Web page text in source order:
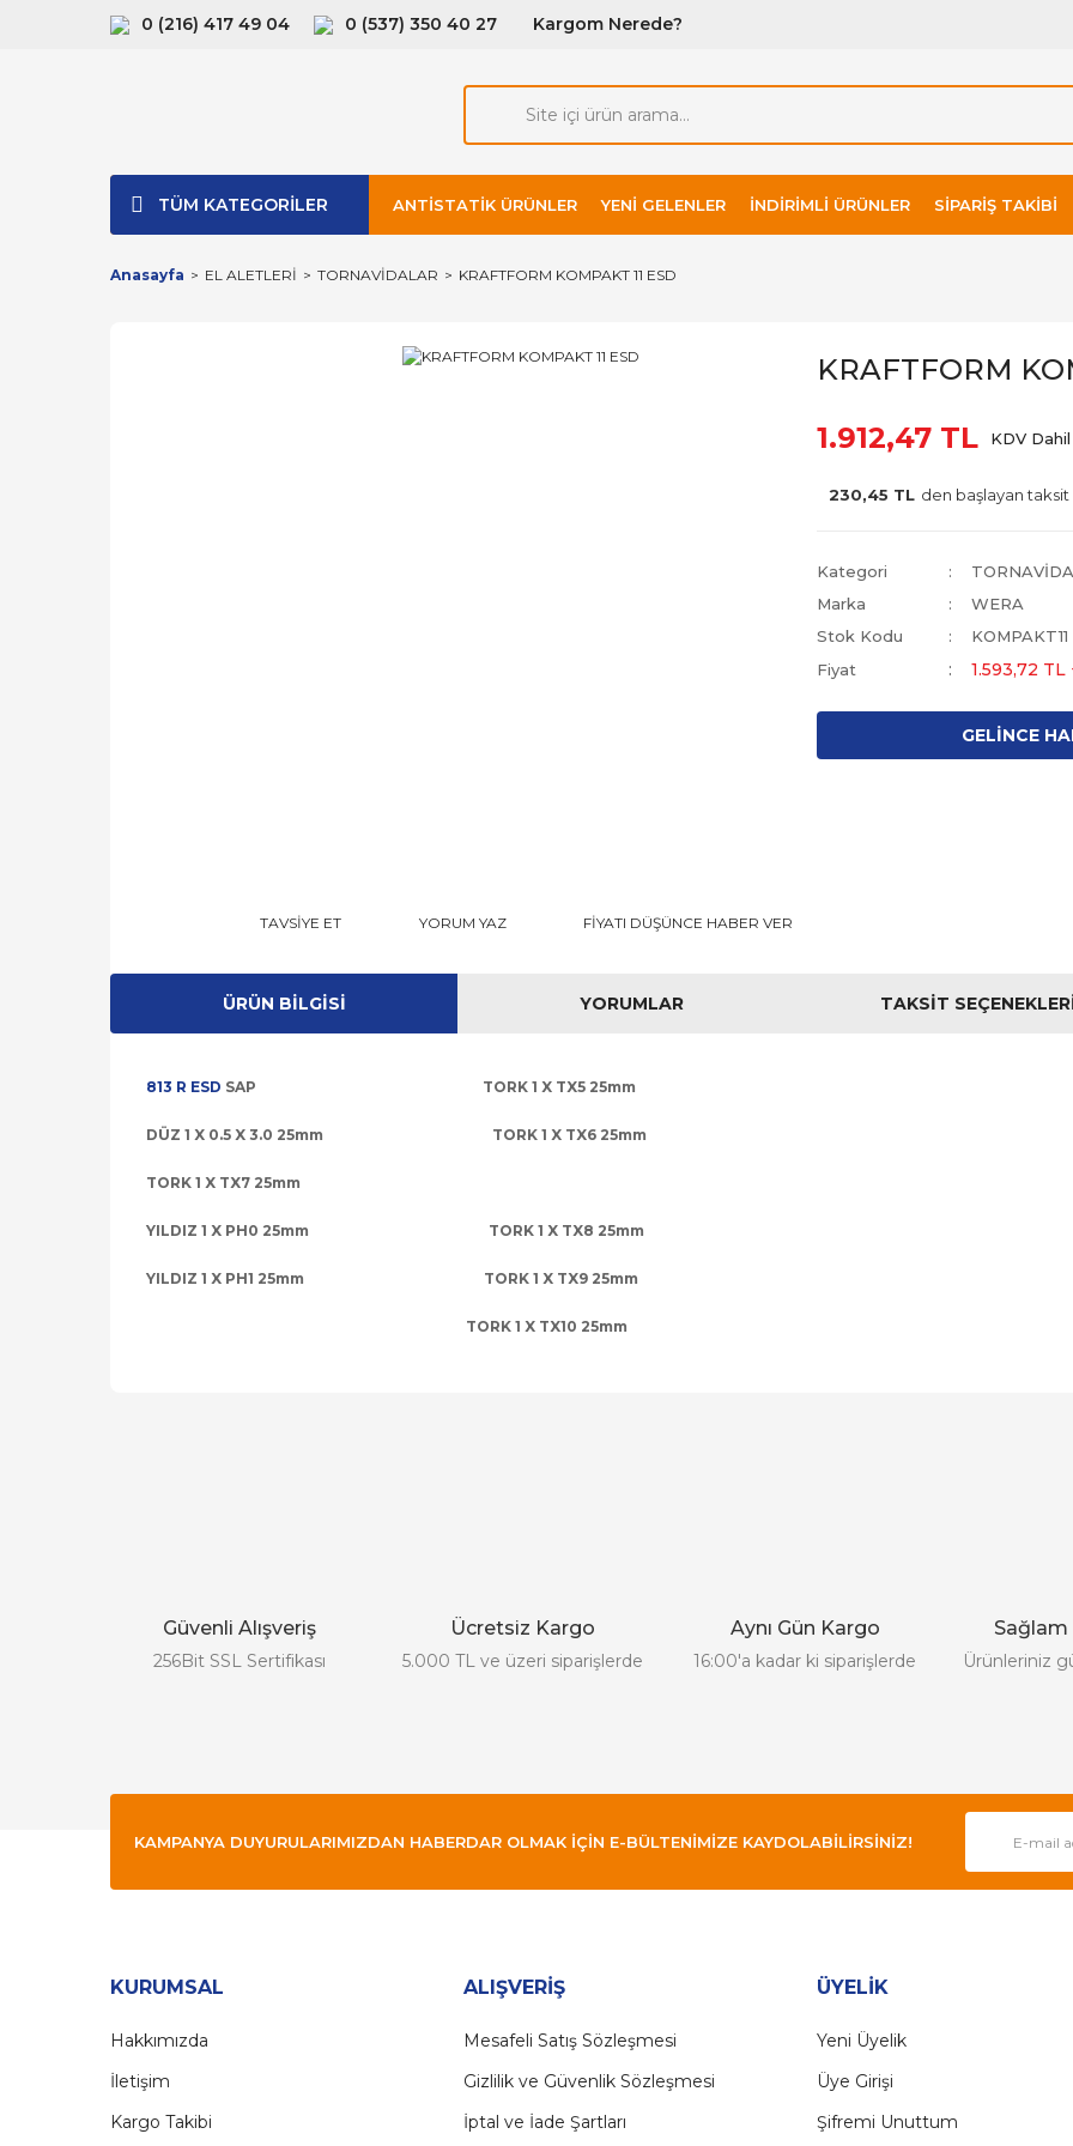
0 (216) 417 49 04 0 (537) 350 40 27 Kargom Nerede?
TÜM KATEGORİLER ANTISTATIK ÜRÜNLER YENI GELENLER İNDIRIMLI ÜRÜNLER SIPARIŞ TAKIBI
Anasayfa EL ALETLERİ TORNAVİDALAR KRAFTFORM KOMPAKT 11 ESD
TAVSİYE ET YORUM YAZ FİYATI DÜŞÜNCE HABER VER
KRAFTFORM
1.912,47 TL
KDV Dahil
230,45 TL den başlayan
Kategori
Marka
WERA
Stok Kodu
KOMPAKT11
Fiyat
1.593,72 TL
GELİNCE
ÜRÜN BILGISI YORUMLAR TAKSIT
813 R ESD SAP TORK 1 X TX5 25mm
DÜZ 1 X 0.5 X 3.0 25mm TORK 1 X TX6 25mm
TORK 1 X TX7 25mm
YILDIZ 1 X PH0 25mm TORK 1 X TX8 25mm
YILDIZ 1 X PH1 25mm TORK 1 X TX9 25mm
TORK 1 X TX10 25mm
Ürün bilgilerinde hatalar bulunuyor.
Güvenli Alışveriş
256Bit SSL Sertifikası
Ücretsiz Kargo
5.000 TL ve üzeri siparişlerde
Aynı Gün Kargo
16:00'a kadar ki siparişlerde Ürünleriniz
KAMPANYA DUYURULARIMIZDAN HABERDAR OLMAK İÇİN E-BÜLTENİMİZE KAYDOLABİLİRSİNİZ!
KURUMSAL
Hakkımızda
İletişim
Kargo Takibi
ALIŞVERİŞ
Mesafeli Satış Sözleşmesi
Gizlilik ve Güvenlik Sözleşmesi
İptal ve İade Şartları
ÜYELİK
Yeni Üyelik
Üye Girişi
Şifremi Unuttum